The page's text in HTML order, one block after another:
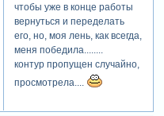
чтобы уже в конце работы
вернуться и переделать
его, но, моя лень, как всегда,
меня победила........
контур пропущен случайно,
просмотрела....